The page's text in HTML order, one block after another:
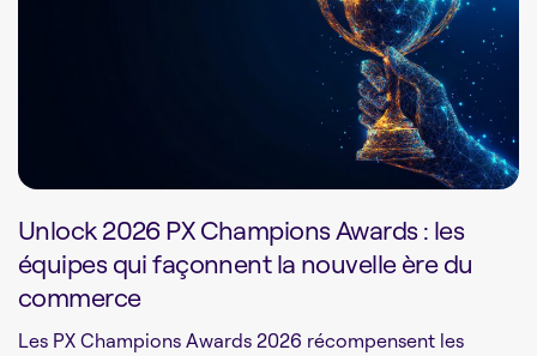
Unlock 2026 PX Champions Awards : les
équipes qui façonnent la nouvelle ère du
commerce
Les PX Champions Awards 2026 récompensent les